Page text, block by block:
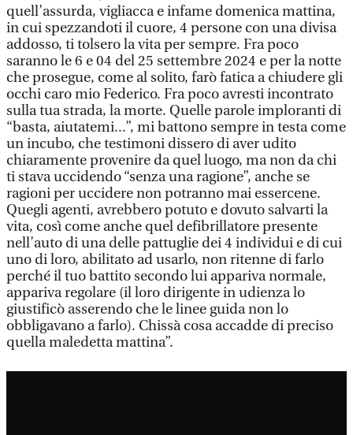
quell’assurda, vigliacca e infame domenica mattina,
in cui spezzandoti il cuore, 4 persone con una divisa
addosso, ti tolsero la vita per sempre. Fra poco
saranno le 6 e 04 del 25 settembre 2024 e per la notte
che prosegue, come al solito, farò fatica a chiudere gli
occhi caro mio Federico. Fra poco avresti incontrato
sulla tua strada, la morte. Quelle parole imploranti di
“basta, aiutatemi...”, mi battono sempre in testa come
un incubo, che testimoni dissero di aver udito
chiaramente provenire da quel luogo, ma non da chi
ti stava uccidendo “senza una ragione”, anche se
ragioni per uccidere non potranno mai essercene.
Quegli agenti, avrebbero potuto e dovuto salvarti la
vita, così come anche quel defibrillatore presente
nell’auto di una delle pattuglie dei 4 individui e di cui
uno di loro, abilitato ad usarlo, non ritenne di farlo
perché il tuo battito secondo lui appariva normale,
appariva regolare (il loro dirigente in udienza lo
giustificò asserendo che le linee guida non lo
obbligavano a farlo). Chissà cosa accadde di preciso
quella maledetta mattina”.